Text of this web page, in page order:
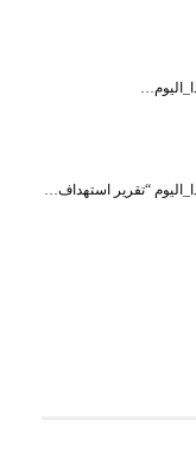
“تقرير استهداف…